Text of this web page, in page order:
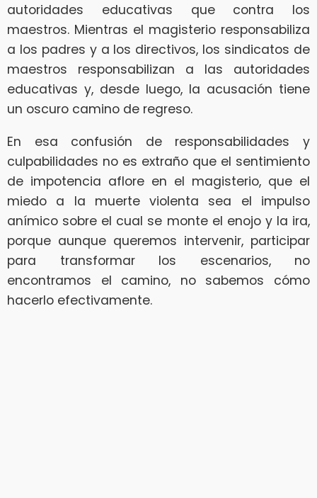
autoridades educativas que contra los
maestros. Mientras el magisterio responsabiliza
a los padres y a los directivos, los sindicatos de
maestros responsabilizan a las autoridades
educativas y, desde luego, la acusación tiene
un oscuro camino de regreso.
En esa confusión de responsabilidades y
culpabilidades no es extraño que el sentimiento
de impotencia aflore en el magisterio, que el
miedo a la muerte violenta sea el impulso
anímico sobre el cual se monte el enojo y la ira,
porque aunque queremos intervenir, participar
para transformar los escenarios, no
encontramos el camino, no sabemos cómo
hacerlo efectivamente.